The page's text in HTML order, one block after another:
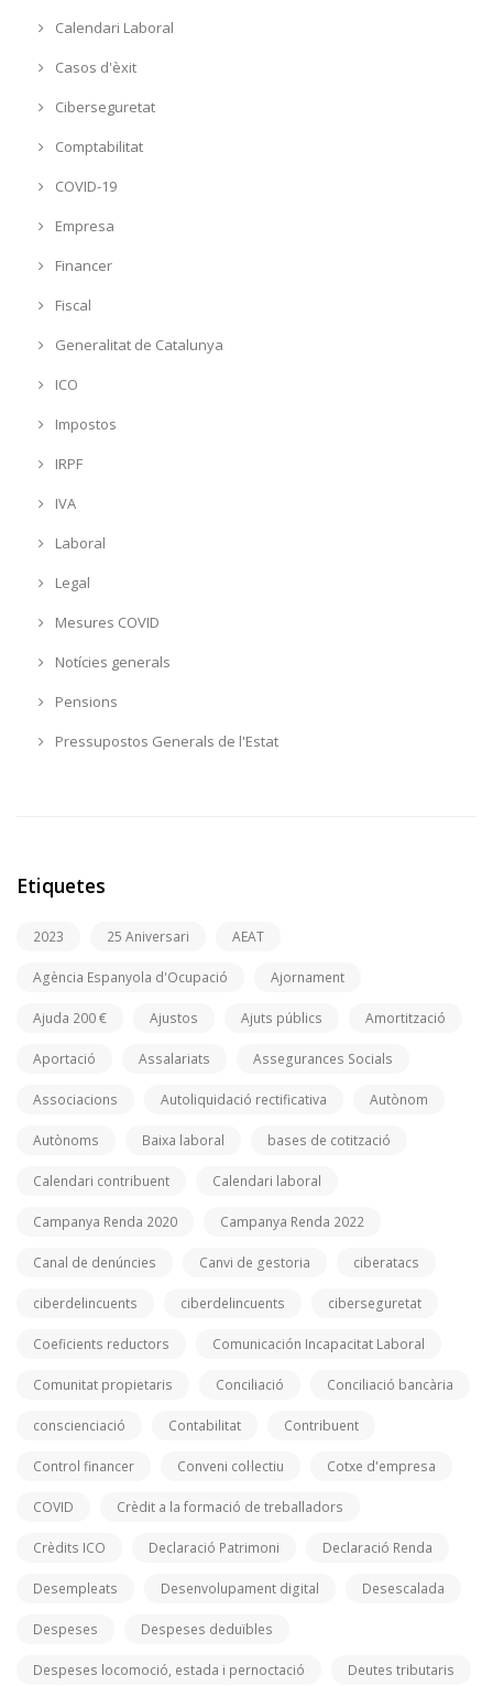
Calendari Laboral
Casos d'èxit
Ciberseguretat
Comptabilitat
COVID-19
Empresa
Financer
Fiscal
Generalitat de Catalunya
ICO
Impostos
IRPF
IVA
Laboral
Legal
Mesures COVID
Notícies generals
Pensions
Pressupostos Generals de l'Estat
Etiquetes
2023 25 Aniversari AEAT
Agència Espanyola d'Ocupació Ajornament
Ajuda 200 € Ajustos Ajuts públics Amortització
Aportació Assalariats Assegurances Socials
Associacions Autoliquidació rectificativa Autònom
Autònoms Baixa laboral bases de cotització
Calendari contribuent Calendari laboral
Campanya Renda 2020 Campanya Renda 2022
Canal de denúncies Canvi de gestoria ciberatacs
ciberdelincuents ciberdelincuents ciberseguretat
Coeficients reductors Comunicación Incapacitat Laboral
Comunitat propietaris Conciliació Conciliació bancària
conscienciació Contabilitat Contribuent
Control financer Conveni col·lectiu Cotxe d'empresa
COVID Crèdit a la formació de treballadors
Crèdits ICO Declaració Patrimoni Declaració Renda
Desempleats Desenvolupament digital Desescalada
Despeses Despeses deduïbles
Despeses locomoció, estada i pernoctació Deutes tributaris